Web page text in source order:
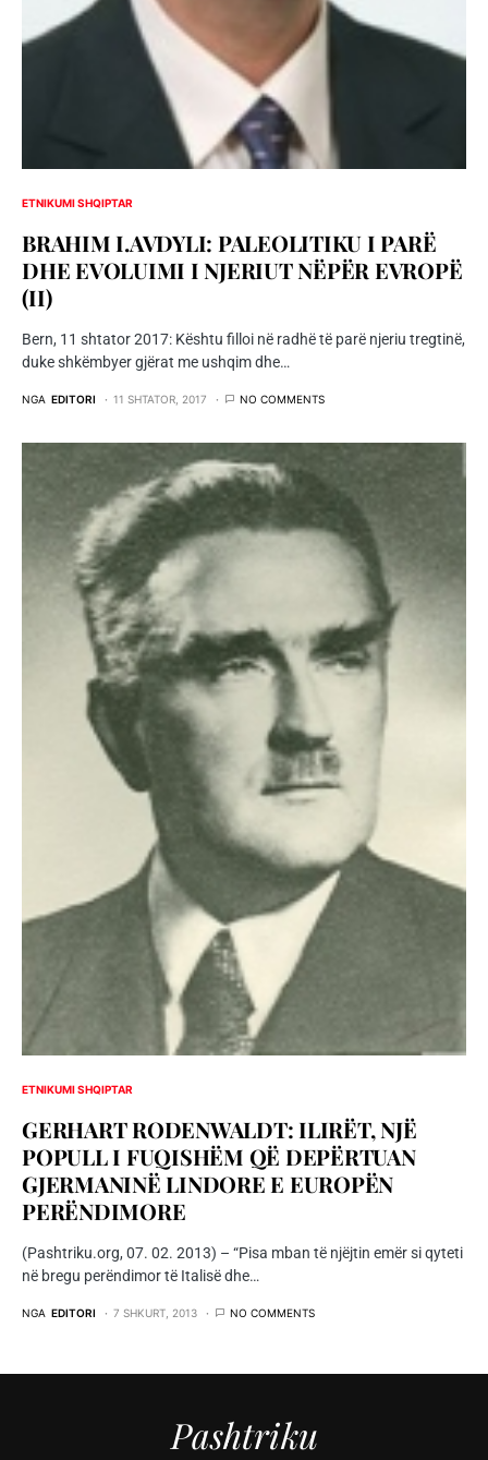
ETNIKUMI SHQIPTAR
BRAHIM I.AVDYLI: PALEOLITIKU I PARË
DHE EVOLUIMI I NJERIUT NËPËR EVROPË
(II)
Bern, 11 shtator 2017: Kështu filloi në radhë të parë njeriu tregtinë,
duke shkëmbyer gjërat me ushqim dhe…
NGA EDITORI 11 SHTATOR, 2017 NO COMMENTS
ETNIKUMI SHQIPTAR
GERHART RODENWALDT: ILIRËT, NJË
POPULL I FUQISHËM QË DEPËRTUAN
GJERMANINË LINDORE E EUROPËN
PERËNDIMORE
(Pashtriku.org, 07. 02. 2013) – “Pisa mban të njëjtin emër si qyteti
në bregu perëndimor të Italisë dhe…
NGA EDITORI 7 SHKURT, 2013 NO COMMENTS
Pashtriku